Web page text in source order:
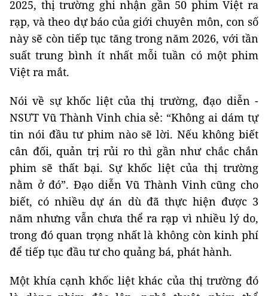
2025, thị trường ghi nhận gần 50 phim Việt ra
rạp, và theo dự báo của giới chuyên môn, con số
này sẽ còn tiếp tục tăng trong năm 2026, với tần
suất trung bình ít nhất mỗi tuần có một phim
Việt ra mắt.
Nói về sự khốc liệt của thị trường, đạo diễn -
NSƯT Vũ Thành Vinh chia sẻ: “Không ai dám tự
tin nói đầu tư phim nào sẽ lời. Nếu không biết
cân đối, quản trị rủi ro thì gần như chắc chắn
phim sẽ thất bại. Sự khốc liệt của thị trường
nằm ở đó”. Đạo diễn Vũ Thành Vinh cũng cho
biết, có nhiều dự án dù đã thực hiện được 3
năm nhưng vẫn chưa thể ra rạp vì nhiều lý do,
trong đó quan trọng nhất là không còn kinh phí
để tiếp tục đầu tư cho quảng bá, phát hành.
Một khía cạnh khốc liệt khác của thị trường đó